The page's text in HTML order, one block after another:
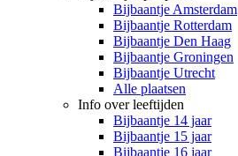
Bijbaantje Amsterdam
Bijbaantje Rotterdam
Bijbaantje Den Haag
Bijbaantje Groningen
Bijbaantje Utrecht
Alle plaatsen
Info over leeftijden
Bijbaantje 14 jaar
Bijbaantje 15 jaar
Bijbaantje 16 jaar